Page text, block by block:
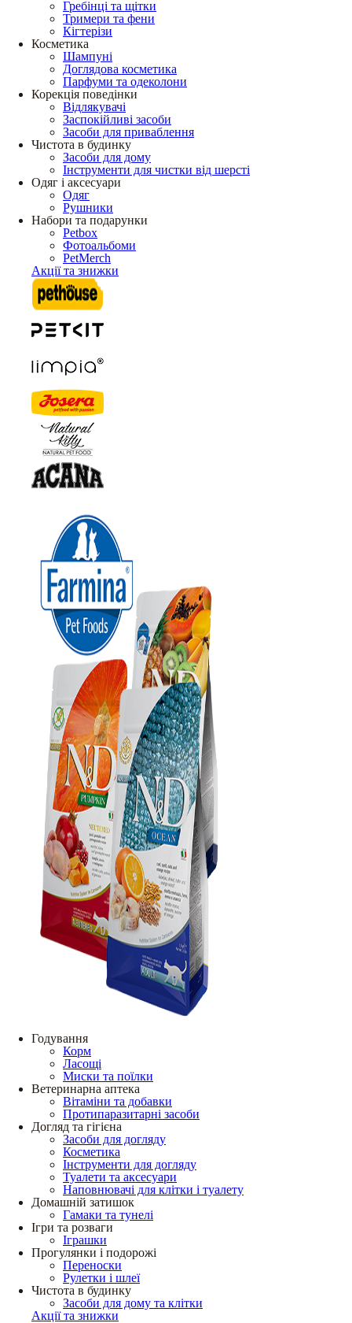
Гребінці та щітки
Тримери та фени
Кігтерізи
Косметика
Шампуні
Доглядова косметика
Парфуми та одеколони
Корекція поведінки
Відлякувачі
Заспокійливі засоби
Засоби для приваблення
Чистота в будинку
Засоби для дому
Інструменти для чистки від шерсті
Одяг і аксесуари
Одяг
Рушники
Набори та подарунки
Petbox
Фотоальбоми
PetMerch
Акції та знижки
Годування
Корм
Ласощі
Миски та поїлки
Ветеринарна аптека
Вітаміни та добавки
Протипаразитарні засоби
Догляд та гігієна
Засоби для догляду
Косметика
Інструменти для догляду
Туалети та аксесуари
Наповнювачі для клітки і туалету
Домашній затишок
Гамаки та тунелі
Ігри та розваги
Іграшки
Прогулянки і подорожі
Переноски
Рулетки і шлеї
Чистота в будинку
Засоби для дому та клітки
Акції та знижки